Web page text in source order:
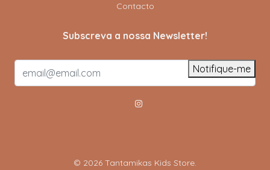
Contacto
Subscreva a nossa Newsletter!
Notifique-me
© 2026 Tantamikas Kids Store.